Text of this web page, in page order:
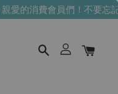
的消費會員們！不要忘記